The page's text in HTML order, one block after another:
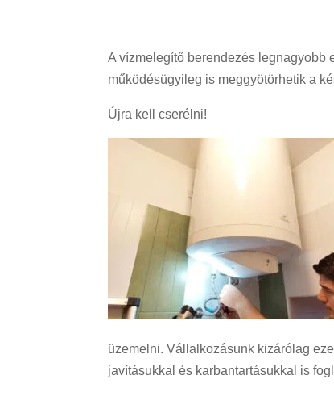
A vízmelegítő berendezés legnagyobb
működésügyileg is meggyötörhetik a
Újra kell cserélni!
üzemelni. Vállalkozásunk kizárólag
javításukkal és karbantartásukkal is